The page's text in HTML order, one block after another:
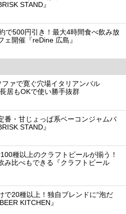
STAND』
で500円引き！最大4時間食べ飲み放
ェ開催『reDine 広島』
ァで寛ぐ穴場イタリアンバル
居もOKで使い勝手抜群
番・甘じょっぱ系ベーコンジャムバ
STAND』
種以上のクラフトビールが揃う！
み比べもできる『クラフトビール
で20種以上！独自ブレンドに“泡だ
KITCHEN』